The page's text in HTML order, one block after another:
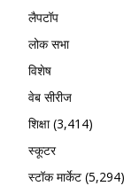
लैपटॉप
लोक सभा
विशेष
वेब सीरीज
शिक्षा(3,414)
स्कूटर
स्टॉक मार्केट (5,294)